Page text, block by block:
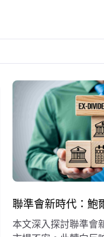
聯準會新時代：鮑
本文深入探討聯準會